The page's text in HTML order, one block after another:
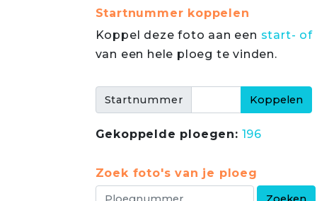
Startnummer koppelen
Koppel deze foto aan een start- of
van een hele ploeg te vinden.
Startnummer
Gekoppelde ploegen: 196
Zoek foto's van je ploeg